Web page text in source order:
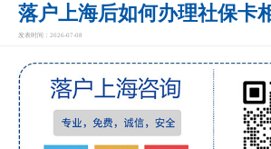
首
页
留
落户上海后如何办理社保卡
发表时间：2026-07-08